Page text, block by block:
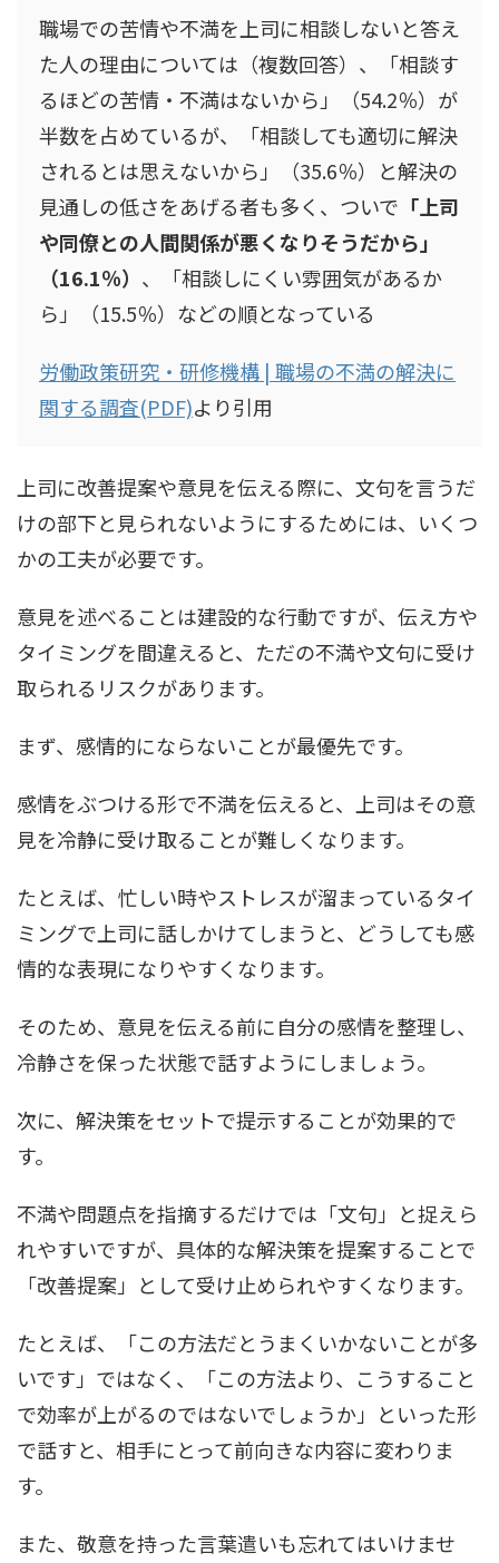
職場での苦情や不満を上司に相談しないと答え
た人の理由については（複数回答）、「相談す
るほどの苦情・不満はないから」（54.2％）が
半数を占めているが、「相談しても適切に解決
されるとは思えないから」（35.6％）と解決の
見通しの低さをあげる者も多く、ついで 「上司
や同僚との人間関係が悪くなりそうだから」
（16.1％） 、「相談しにくい雰囲気があるか
ら」（15.5％）などの順となっている
労働政策研究・研修機構 | 職場の不満の解決に
関する調査(PDF)より引用
上司に改善提案や意見を伝える際に、文句を言うだ
けの部下と見られないようにするためには、いくつ
かの工夫が必要です。
意見を述べることは建設的な行動ですが、伝え方や
タイミングを間違えると、ただの不満や文句に受け
取られるリスクがあります。
まず、感情的にならないことが最優先です。
感情をぶつける形で不満を伝えると、上司はその意
見を冷静に受け取ることが難しくなります。
たとえば、忙しい時やストレスが溜まっているタイ
ミングで上司に話しかけてしまうと、どうしても感
情的な表現になりやすくなります。
そのため、意見を伝える前に自分の感情を整理し、
冷静さを保った状態で話すようにしましょう。
次に、解決策をセットで提示することが効果的で
す。
不満や問題点を指摘するだけでは「文句」と捉えら
れやすいですが、具体的な解決策を提案することで
「改善提案」として受け止められやすくなります。
たとえば、「この方法だとうまくいかないことが多
いです」ではなく、「この方法より、こうすること
で効率が上がるのではないでしょうか」といった形
で話すと、相手にとって前向きな内容に変わりま
す。
また、敬意を持った言葉遣いも忘れてはいけませ